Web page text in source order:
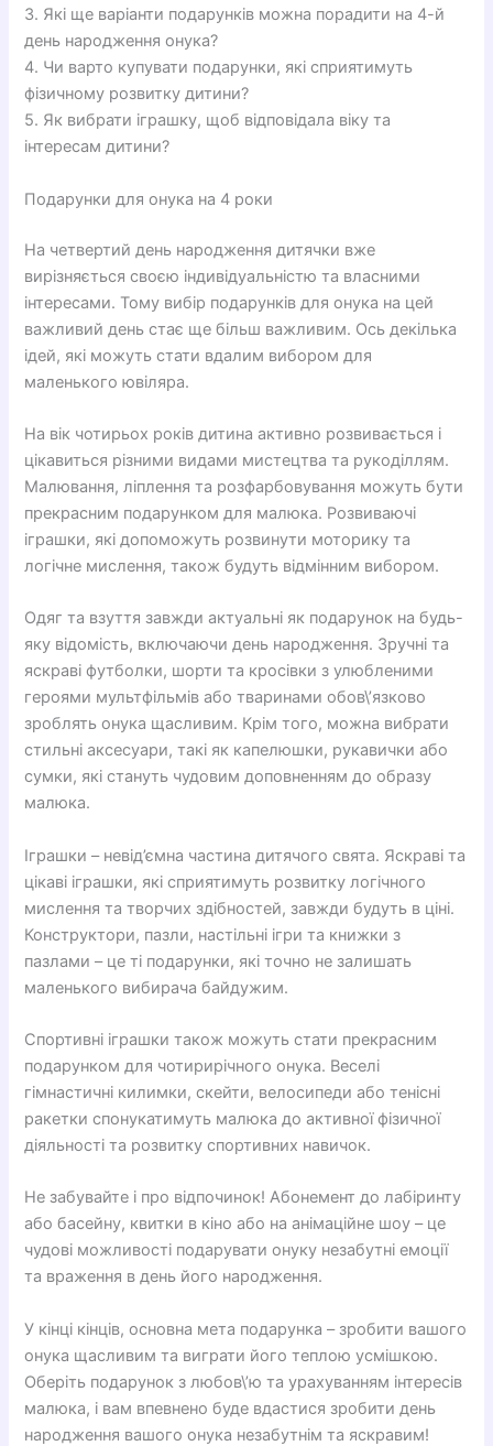
3. Які ще варіанти подарунків можна порадити на 4-й
день народження онука?
4. Чи варто купувати подарунки, які сприятимуть
фізичному розвитку дитини?
5. Як вибрати іграшку, щоб відповідала віку та
інтересам дитини?
Подарунки для онука на 4 роки
На четвертий день народження дитячки вже
вирізняється своєю індивідуальністю та власними
інтересами. Тому вибір подарунків для онука на цей
важливий день стає ще більш важливим. Ось декілька
ідей, які можуть стати вдалим вибором для
маленького ювіляра.
На вік чотирьох років дитина активно розвивається і
цікавиться різними видами мистецтва та рукоділлям.
Малювання, ліплення та розфарбовування можуть бути
прекрасним подарунком для малюка. Розвиваючі
іграшки, які допоможуть розвинути моторику та
логічне мислення, також будуть відмінним вибором.
Одяг та взуття завжди актуальні як подарунок на будь-
яку відомість, включаючи день народження. Зручні та
яскраві футболки, шорти та кросівки з улюбленими
героями мультфільмів або тваринами обов\’язково
зроблять онука щасливим. Крім того, можна вибрати
стильні аксесуари, такі як капелюшки, рукавички або
сумки, які стануть чудовим доповненням до образу
малюка.
Іграшки – невід’ємна частина дитячого свята. Яскраві та
цікаві іграшки, які сприятимуть розвитку логічного
мислення та творчих здібностей, завжди будуть в ціні.
Конструктори, пазли, настільні ігри та книжки з
пазлами – це ті подарунки, які точно не залишать
маленького вибирача байдужим.
Спортивні іграшки також можуть стати прекрасним
подарунком для чотирирічного онука. Веселі
гімнастичні килимки, скейти, велосипеди або тенісні
ракетки спонукатимуть малюка до активної фізичної
діяльності та розвитку спортивних навичок.
Не забувайте і про відпочинок! Абонемент до лабіринту
або басейну, квитки в кіно або на анімаційне шоу – це
чудові можливості подарувати онуку незабутні емоції
та враження в день його народження.
У кінці кінців, основна мета подарунка – зробити вашого
онука щасливим та виграти його теплою усмішкою.
Оберіть подарунок з любов\’ю та урахуванням інтересів
малюка, і вам впевнено буде вдастися зробити день
народження вашого онука незабутнім та яскравим!